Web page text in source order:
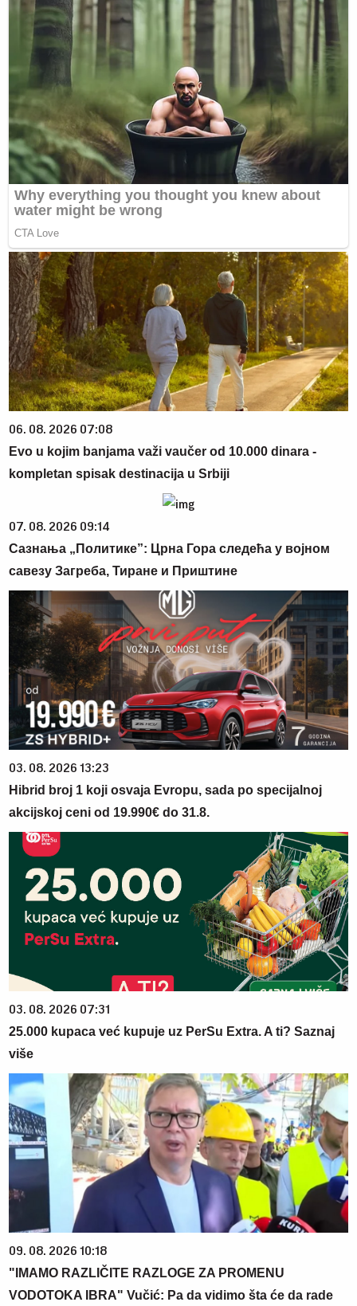
06. 08. 2026 07:08
Evo u kojim banjama važi vaučer od 10.000 dinara -
kompletan spisak destinacija u Srbiji
07. 08. 2026 09:14
Сазнања „Политике”: Црна Гора следећа у војном
савезу Загреба, Тиране и Приштине
03. 08. 2026 13:23
Hibrid broj 1 koji osvaja Evropu, sada po specijalnoj
akcijskoj ceni od 19.990€ do 31.8.
03. 08. 2026 07:31
25.000 kupaca već kupuje uz PerSu Extra. A ti? Saznaj
više
09. 08. 2026 10:18
"IMAMO RAZLIČITE RAZLOGE ZA PROMENU
VODOTOKA IBRA" Vučić: Pa da vidimo šta će da rade